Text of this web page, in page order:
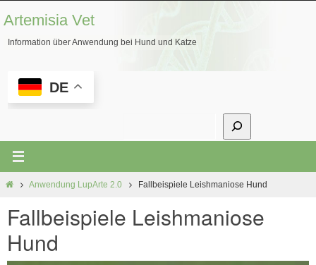
Inhalt
springen
Artemisia Vet
Information über Anwendung bei Hund und Katze
DE
StartAnwendung LupArte 2.0 Fallbeispiele Leishmaniose Hund
Fallbeispiele Leishmaniose
Hund